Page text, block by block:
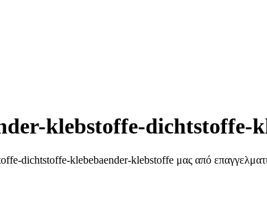
klebstoffe-dichtstoffe-
dichtstoffe-klebebaender-klebstoffe μας από